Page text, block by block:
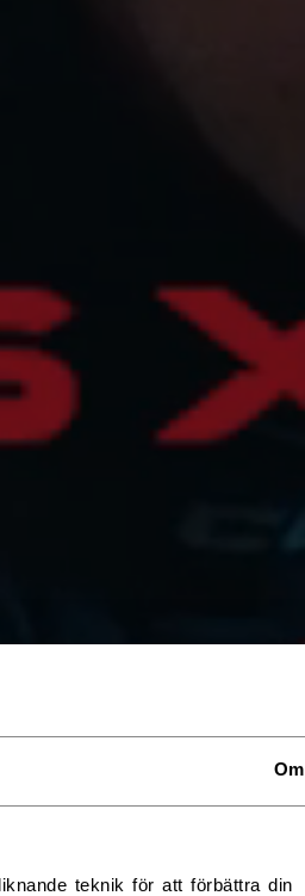
Om
teknik för att förbättra din